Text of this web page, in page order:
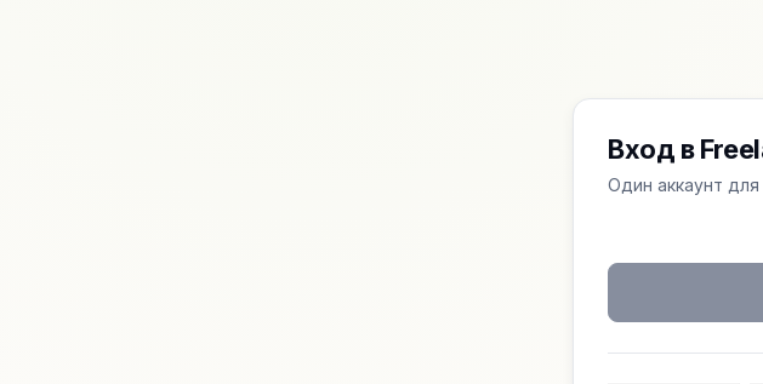
Вход в
Один аккаунт